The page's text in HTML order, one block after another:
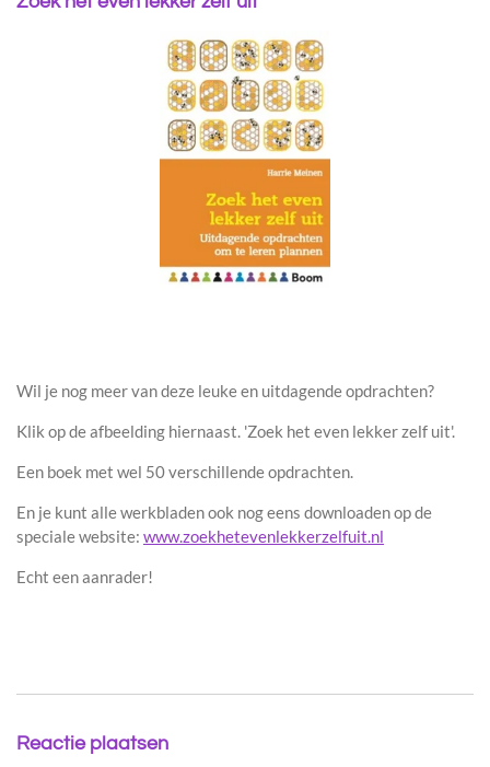
Wil je nog meer van deze leuke en uitdagende opdrachten?
Klik op de afbeelding hiernaast. 'Zoek het even lekker zelf uit'.
Een boek met wel 50 verschillende opdrachten.
En je kunt alle werkbladen ook nog eens downloaden op de
speciale website: www.zoekhetevenlekkerzelfuit.nl
Echt een aanrader!
Reactie plaatsen